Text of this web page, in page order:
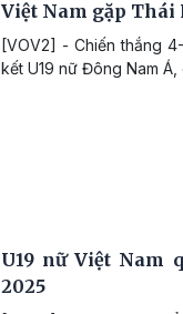
Việt Nam gặp Thái
[VOV2] - Chiến thắng
kết U19 nữ Đông Nam
U19 nữ Việt Nam
2025